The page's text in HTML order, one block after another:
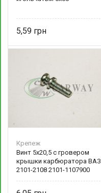
5,59
Крепеж
Винт 5х20,5 с гровером
крышки карбюратора ВАЗ
2101-2108 2101-1107900